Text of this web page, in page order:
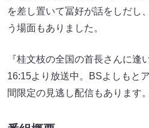
を差し置いて冨好が話をしだし
う場面もありました。
『桂文枝の全国の首長さんに逢
16:15より放送中。BSよしもと
間限定の見逃し配信もあります。